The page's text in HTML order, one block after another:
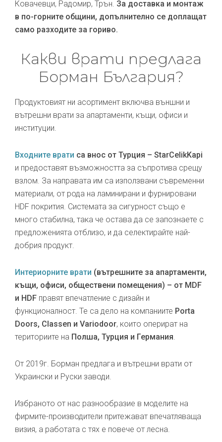
Ковачевци, Радомир, Трън. За доставка и монтаж
в по-горните общини, допълнително се доплащат
само разходите за гориво.
Какви врати предлага
Борман България?
Продуктовият ни асортимент включва външни и
вътрешни врати за апартаменти, къщи, офиси и
институции.
Входните врати са внос от Турция – StarCelikKapi
и предоставят възможността за съпротива срещу
взлом. За направата им са използвани съвременни
материали, от рода на ламинирани и фурнировани
HDF покрития. Системата за сигурност също е
много стабилна, така че остава да се запознаете с
предложенията отблизо, и да селектирайте най-
добрия продукт.
Интериорните врати (вътрешните за апартаменти,
къщи, офиси, обществени помещения) – от MDF
и HDF правят впечатление с дизайн и
функционалност. Те са дело на компаниите Porta
Doors, Classen и Variodoor, които оперират на
териториите на Полша, Турция и Германия
От 2019г. Борман предлага и вътрешни врати от
Украински и Руски заводи.
Избраното от нас разнообразие в моделите на
фирмите-производители притежават впечатляваща
визия, а работата с тях е повече от лесна.